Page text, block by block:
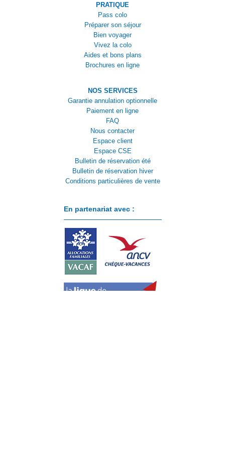
PRATIQUE
Pass colo
Préparer son séjour
Bien voyager
Vivez la colo
Aides et bons plans
Brochures en ligne
NOS SERVICES
Garantie annulation optionnelle
Paiement en ligne
FAQ
Nous contacter
Espace client
Espace CSE
Bulletin de réservation été
Bulletin de réservation hiver
Conditions particulières de vente
En partenariat avec :